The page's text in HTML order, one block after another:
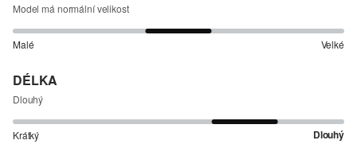
Model má normální velikost
Malé Velké
DÉLKA
Dlouhý
Krátký Dlouhý